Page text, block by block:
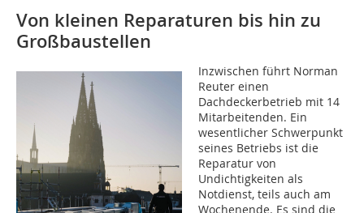
Von kleinen Reparaturen bis hin zu
Großbaustellen
Inzwischen führt Norman
Reuter einen
Dachdeckerbetrieb mit 14
Mitarbeitenden. Ein
wesentlicher Schwerpunkt
seines Betriebs ist die
Reparatur von
Undichtigkeiten als
Notdienst, teils auch am
Wochenende. Es sind die